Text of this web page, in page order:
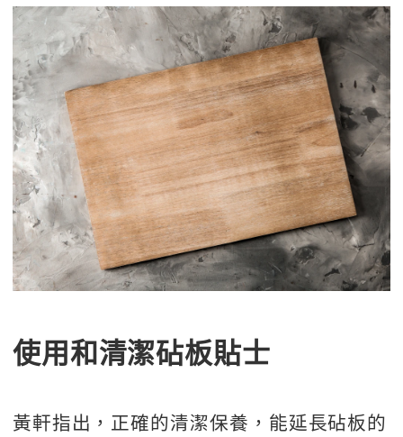
使用和清潔砧板貼士
黃軒指出，正確的清潔保養，能延長砧板的